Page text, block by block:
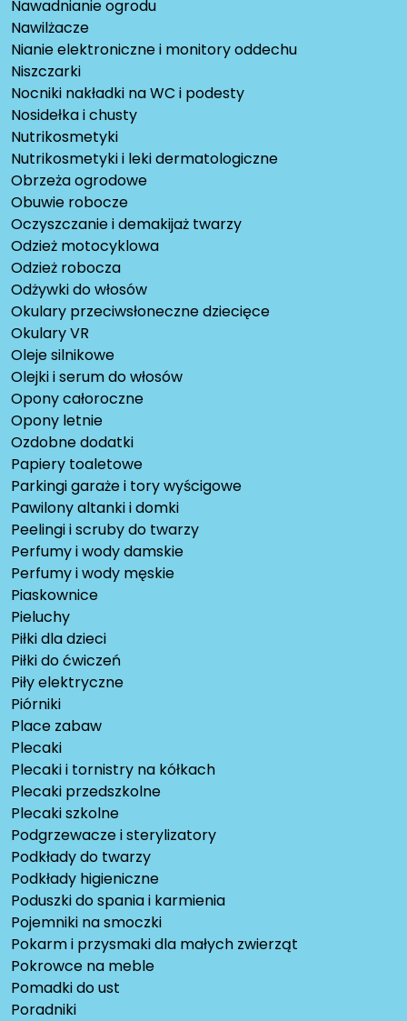
Nawadnianie ogrodu
Nawilżacze
Nianie elektroniczne i monitory oddechu
Niszczarki
Nocniki nakładki na WC i podesty
Nosidełka i chusty
Nutrikosmetyki
Nutrikosmetyki i leki dermatologiczne
Obrzeża ogrodowe
Obuwie robocze
Oczyszczanie i demakijaż twarzy
Odzież motocyklowa
Odzież robocza
Odżywki do włosów
Okulary przeciwsłoneczne dziecięce
Okulary VR
Oleje silnikowe
Olejki i serum do włosów
Opony całoroczne
Opony letnie
Ozdobne dodatki
Papiery toaletowe
Parkingi garaże i tory wyścigowe
Pawilony altanki i domki
Peelingi i scruby do twarzy
Perfumy i wody damskie
Perfumy i wody męskie
Piaskownice
Pieluchy
Piłki dla dzieci
Piłki do ćwiczeń
Piły elektryczne
Piórniki
Place zabaw
Plecaki
Plecaki i tornistry na kółkach
Plecaki przedszkolne
Plecaki szkolne
Podgrzewacze i sterylizatory
Podkłady do twarzy
Podkłady higieniczne
Poduszki do spania i karmienia
Pojemniki na smoczki
Pokarm i przysmaki dla małych zwierząt
Pokrowce na meble
Pomadki do ust
Poradniki